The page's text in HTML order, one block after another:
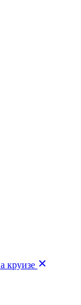
круизе